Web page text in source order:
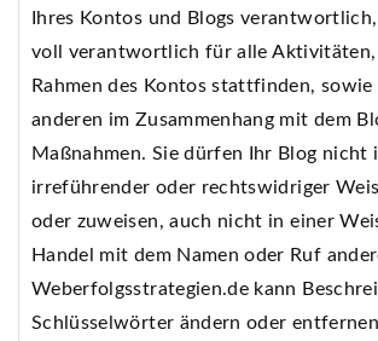
Ihres Kontos und Blogs
voll verantwortlich für alle Aktivitäten,
Rahmen des Kontos stattfinden,
anderen im Zusammenhang mit dem
Maßnahmen. Sie dürfen Ihr Blog nicht
irreführender oder rechtswidriger
oder zuweisen, auch nicht in einer
Handel mit dem Namen oder Ruf
Weberfolgsstrategien.de kann
Schlüsselwörter ändern oder